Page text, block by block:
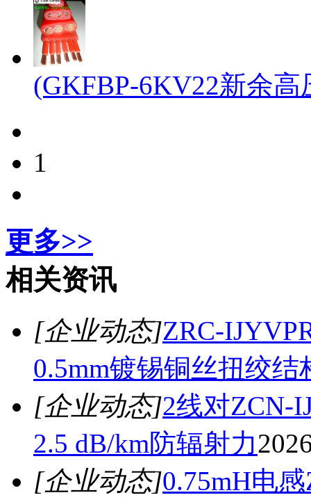
(GKFBP-6KV22新余高
1
更多>>
相关资讯
[企业动态]ZRC-
0.5mm镀锡铜丝扭绞结
[企业动态]2线对ZCN-
2.5 dB/km防辐射力
[企业动态]0.75mH电